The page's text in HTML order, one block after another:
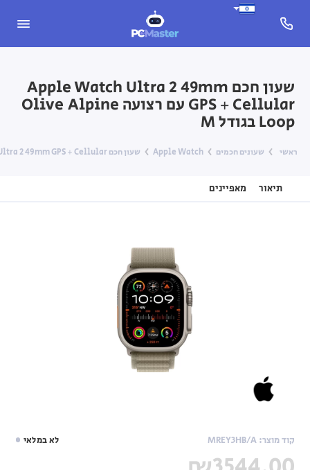
שעון חכם Apple Watch Ultra 2 49mm
GPS + Cellular עם רצועה Olive Alpine
Loop בגודל M
ראשי שעונים חכמים Apple Watch שעון חכם Apple Watch Ultra 2 49mm GPS + Cellular עם רצועה Olive Alpine Loop בגודל M
תיאור מאפיינים
לא במלאי קוד מוצר: MREY3HB/A